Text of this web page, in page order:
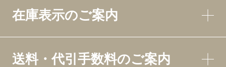
在庫表示のご案内
送料・代引手数料のご案内